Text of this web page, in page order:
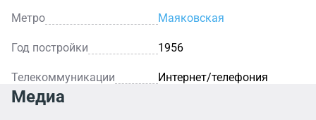
Метро Маяковская
Год постройки 1956
Телекоммуникации Интернет/телефония
Медиа